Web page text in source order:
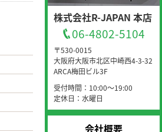
株式会社R-JAPAN 本店
06-4802-5104
〒530-0015
大阪府大阪市北区中崎西4-3-32
ARCA梅田ビル3F
受付時間：10:00～19:00
定休日：水曜日
会社概要